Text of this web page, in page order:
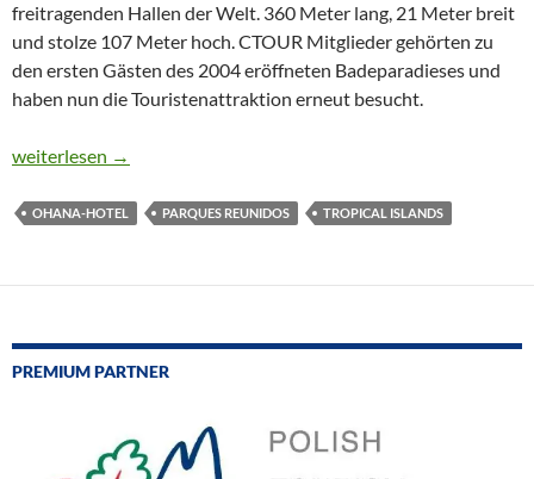
freitragenden Hallen der Welt. 360 Meter lang, 21 Meter breit
und stolze 107 Meter hoch. CTOUR Mitglieder gehörten zu
den ersten Gästen des 2004 eröffneten Badeparadieses und
haben nun die Touristenattraktion erneut besucht.
TROPISCHES BADEPARADIES IM AUFWIND
weiterlesen →
OHANA-HOTEL PARQUES REUNIDOS TROPICAL ISLANDS
PREMIUM PARTNER